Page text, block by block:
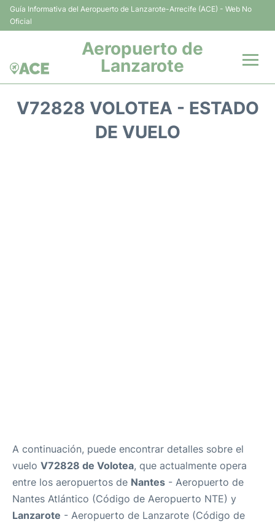
Guía Informativa del Aeropuerto de Lanzarote-Arrecife (ACE) - Web No
Oficial
Aeropuerto de
Lanzarote
V72828 VOLOTEA - ESTADO
DE VUELO
A continuación, puede encontrar detalles sobre el
vuelo V72828 de Volotea, que actualmente opera
entre los aeropuertos de Nantes - Aeropuerto de
Nantes Atlántico (Código de Aeropuerto NTE) y
Lanzarote - Aeropuerto de Lanzarote (Código de